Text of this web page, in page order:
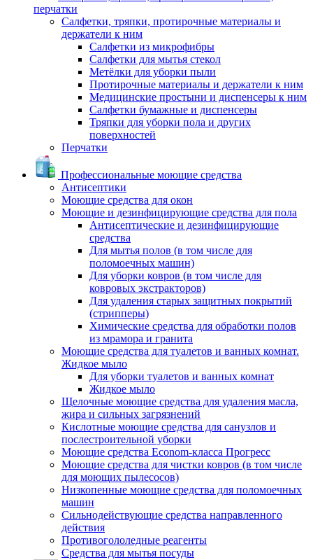
перчатки
Салфетки, тряпки, протирочные материалы и
держатели к ним
Салфетки из микрофибры
Салфетки для мытья стекол
Метёлки для уборки пыли
Протирочные материалы и держатели к ним
Медицинские простыни и диспенсеры к ним
Салфетки бумажные и диспенсеры
Тряпки для уборки пола и других
поверхностей
Перчатки
Профессиональные моющие средства
Антисептики
Моющие средства для окон
Моющие и дезинфицирующие средства для пола
Антисептические и дезинфицирующие
средства
Для мытья полов (в том числе для
поломоечных машин)
Для уборки ковров (в том числе для
ковровых экстракторов)
Для удаления старых защитных покрытий
(стрипперы)
Химические средства для обработки полов
из мрамора и гранита
Моющие средства для туалетов и ванных комнат.
Жидкое мыло
Для уборки туалетов и ванных комнат
Жидкое мыло
Щелочные моющие средства для удаления масла,
жира и сильных загрязнений
Кислотные моющие средства для санузлов и
послестроительной уборки
Моющие средства Econom-класса Прогресс
Моющие средства для чистки ковров (в том числе
для моющих пылесосов)
Низкопенные моющие средства для поломоечных
машин
Сильнодействующие средства направленного
действия
Противогололедные реагенты
Средства для мытья посуды